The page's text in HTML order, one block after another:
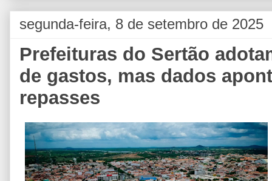
segunda-feira, 8 de setembro de 2025
Prefeituras do Sertão
de gastos, mas dados
repasses